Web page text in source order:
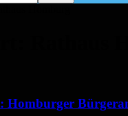
Homburger